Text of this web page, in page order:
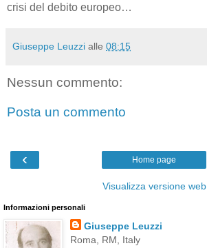
crisi del debito europeo…
Giuseppe Leuzzi alle 08:15
Nessun commento:
Posta un commento
‹ Home page
Visualizza versione web
Informazioni personali
Giuseppe Leuzzi
Roma, RM, Italy